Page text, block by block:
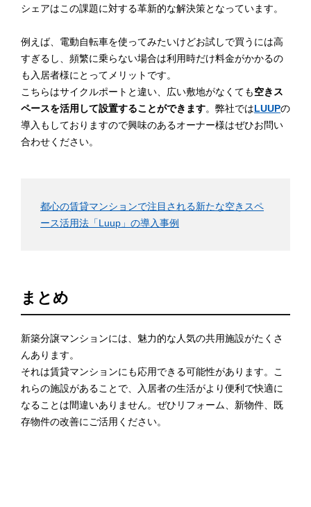
シェアはこの課題に対する革新的な解決策となっています。
例えば、電動自転車を使ってみたいけどお試しで買うには高
すぎるし、頻繁に乗らない場合は利用時だけ料金がかかるの
も入居者様にとってメリットです。
こちらはサイクルポートと違い、広い敷地がなくても空きス
ペースを活用して設置することができます。弊社ではLUUPの
導入もしておりますので興味のあるオーナー様はぜひお問い
合わせください。
都心の賃貸マンションで注目される新たな空きスペ
ース活用法「Luup」の導入事例
まとめ
新築分譲マンションには、魅力的な人気の共用施設がたくさ
んあります。
それは賃貸マンションにも応用できる可能性があります。こ
れらの施設があることで、入居者の生活がより便利で快適に
なることは間違いありません。ぜひリフォーム、新物件、既
存物件の改善にご活用ください。